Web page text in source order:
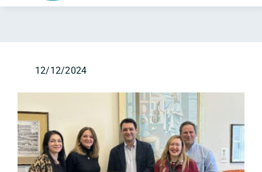
12/12/2024